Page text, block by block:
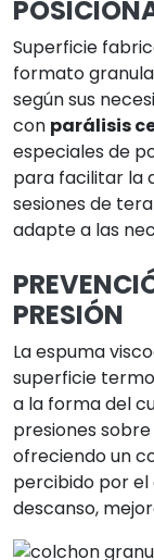
Superficie
formato
según sus
con parálisis
especiales de
para facilitar la
sesiones de
adapte a las
PRESIÓN
La espuma
superficie
a la forma del
presiones
ofreciendo un
percibido por
descanso,